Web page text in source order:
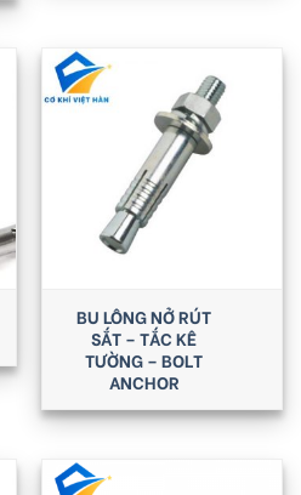
BU LÔNG NỞ RÚT
SẮT – TẮC KÊ
TƯỜNG – BOLT
ANCHOR